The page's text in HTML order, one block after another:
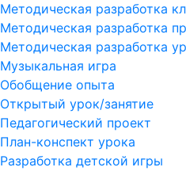
Методическая разработка
Методическая разработка
Методическая разработка
Музыкальная игра
Обобщение опыта
Открытый урок/занятие
Педагогический проект
План-конспект урока
Разработка детской игры